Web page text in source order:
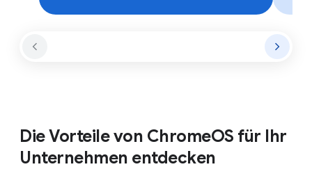
Die Vorteile von ChromeOS für Ihr
Unternehmen entdecken